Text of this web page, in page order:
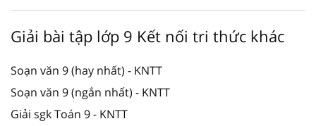
Giải bài tập lớp 9 Kết nối tri thức khác
Soạn văn 9 (hay nhất) - KNTT
Soạn văn 9 (ngắn nhất) - KNTT
Giải sgk Toán 9 - KNTT